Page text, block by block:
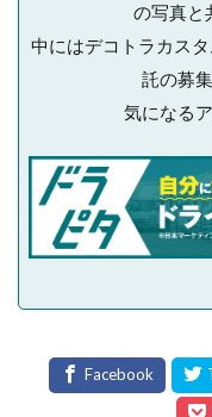
の写真と
中にはデコトラカス
託の募
気になる